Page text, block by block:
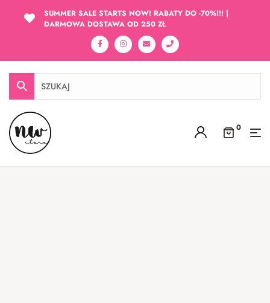
SUMMER SALE STARTS NOW! RABATY DO -70%!!! |
DARMOWA DOSTAWA OD 250 ZŁ
0